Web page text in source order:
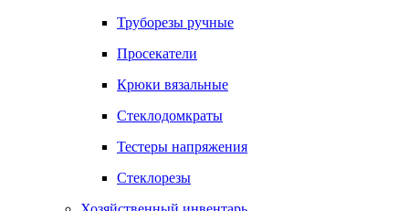
Труборезы ручные
Просекатели
Крюки вязальные
Стеклодомкраты
Тестеры напряжения
Стеклорезы